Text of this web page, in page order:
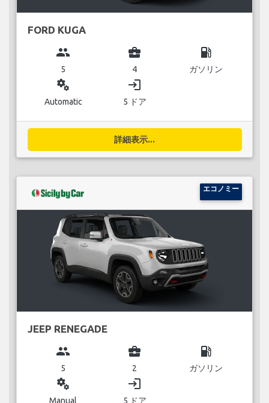
FORD KUGA
group
5
business_center
4
local_gas_station
ガソリン
miscellaneous_services
Automatic
login
5 ドア
詳細表示...
エコノミー
JEEP RENEGADE
group
5
business_center
2
local_gas_station
ガソリン
miscellaneous_services
Manual
login
5 ドア